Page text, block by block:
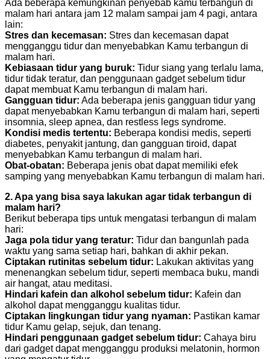
Ada beberapa kemungkinan penyebab kamu terbangun di
malam hari antara jam 12 malam sampai jam 4 pagi, antara
lain:
Stres dan kecemasan: Stres dan kecemasan dapat
mengganggu tidur dan menyebabkan Kamu terbangun di
malam hari.
Kebiasaan tidur yang buruk: Tidur siang yang terlalu lama,
tidur tidak teratur, dan penggunaan gadget sebelum tidur
dapat membuat Kamu terbangun di malam hari.
Gangguan tidur: Ada beberapa jenis gangguan tidur yang
dapat menyebabkan Kamu terbangun di malam hari, seperti
insomnia, sleep apnea, dan restless legs syndrome.
Kondisi medis tertentu: Beberapa kondisi medis, seperti
diabetes, penyakit jantung, dan gangguan tiroid, dapat
menyebabkan Kamu terbangun di malam hari.
Obat-obatan: Beberapa jenis obat dapat memiliki efek
samping yang menyebabkan Kamu terbangun di malam hari.
2. Apa yang bisa saya lakukan agar tidak terbangun di
malam hari?
Berikut beberapa tips untuk mengatasi terbangun di malam
hari:
Jaga pola tidur yang teratur: Tidur dan bangunlah pada
waktu yang sama setiap hari, bahkan di akhir pekan.
Ciptakan rutinitas sebelum tidur: Lakukan aktivitas yang
menenangkan sebelum tidur, seperti membaca buku, mandi
air hangat, atau meditasi.
Hindari kafein dan alkohol sebelum tidur: Kafein dan
alkohol dapat mengganggu kualitas tidur.
Ciptakan lingkungan tidur yang nyaman: Pastikan kamar
tidur Kamu gelap, sejuk, dan tenang.
Hindari penggunaan gadget sebelum tidur: Cahaya biru
dari gadget dapat mengganggu produksi melatonin, hormon